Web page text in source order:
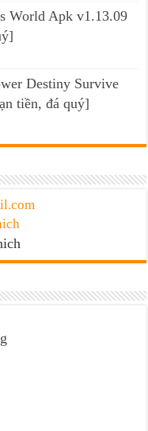
World Apk v1.13.09
Destiny Survive
tiền, đá quý]